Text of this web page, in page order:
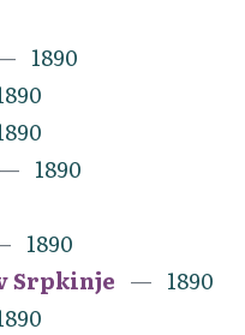
1890
1890
1890
Srpkinje
1890